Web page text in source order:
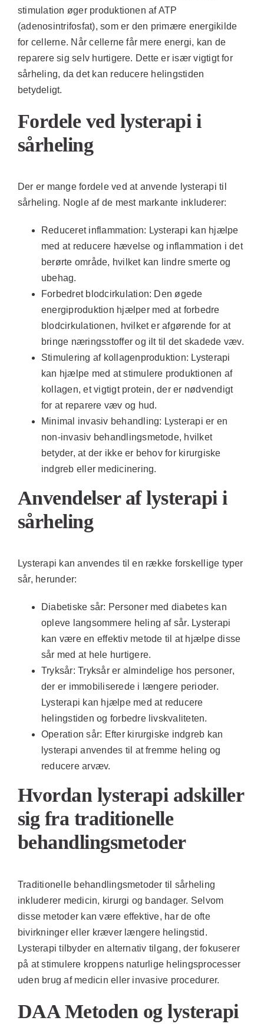
stimulation øger produktionen af ATP
(adenosintrifosfat), som er den primære energikilde
for cellerne. Når cellerne får mere energi, kan de
reparere sig selv hurtigere. Dette er især vigtigt for
sårheling, da det kan reducere helingstiden
betydeligt.
Fordele ved lysterapi i
sårheling
Der er mange fordele ved at anvende lysterapi til
sårheling. Nogle af de mest markante inkluderer:
Reduceret inflammation: Lysterapi kan hjælpe
med at reducere hævelse og inflammation i det
berørte område, hvilket kan lindre smerte og
ubehag.
Forbedret blodcirkulation: Den øgede
energiproduktion hjælper med at forbedre
blodcirkulationen, hvilket er afgørende for at
bringe næringsstoffer og ilt til det skadede væv.
Stimulering af kollagenproduktion: Lysterapi
kan hjælpe med at stimulere produktionen af
kollagen, et vigtigt protein, der er nødvendigt
for at reparere væv og hud.
Minimal invasiv behandling: Lysterapi er en
non-invasiv behandlingsmetode, hvilket
betyder, at der ikke er behov for kirurgiske
indgreb eller medicinering.
Anvendelser af lysterapi i
sårheling
Lysterapi kan anvendes til en række forskellige typer
sår, herunder:
Diabetiske sår: Personer med diabetes kan
opleve langsommere heling af sår. Lysterapi
kan være en effektiv metode til at hjælpe disse
sår med at hele hurtigere.
Tryksår: Tryksår er almindelige hos personer,
der er immobiliserede i længere perioder.
Lysterapi kan hjælpe med at reducere
helingstiden og forbedre livskvaliteten.
Operation sår: Efter kirurgiske indgreb kan
lysterapi anvendes til at fremme heling og
reducere arvæv.
Hvordan lysterapi adskiller
sig fra traditionelle
behandlingsmetoder
Traditionelle behandlingsmetoder til sårheling
inkluderer medicin, kirurgi og bandager. Selvom
disse metoder kan være effektive, har de ofte
bivirkninger eller kræver længere helingstid.
Lysterapi tilbyder en alternativ tilgang, der fokuserer
på at stimulere kroppens naturlige helingsprocesser
uden brug af medicin eller invasive procedurer.
DAA Metoden og lysterapi